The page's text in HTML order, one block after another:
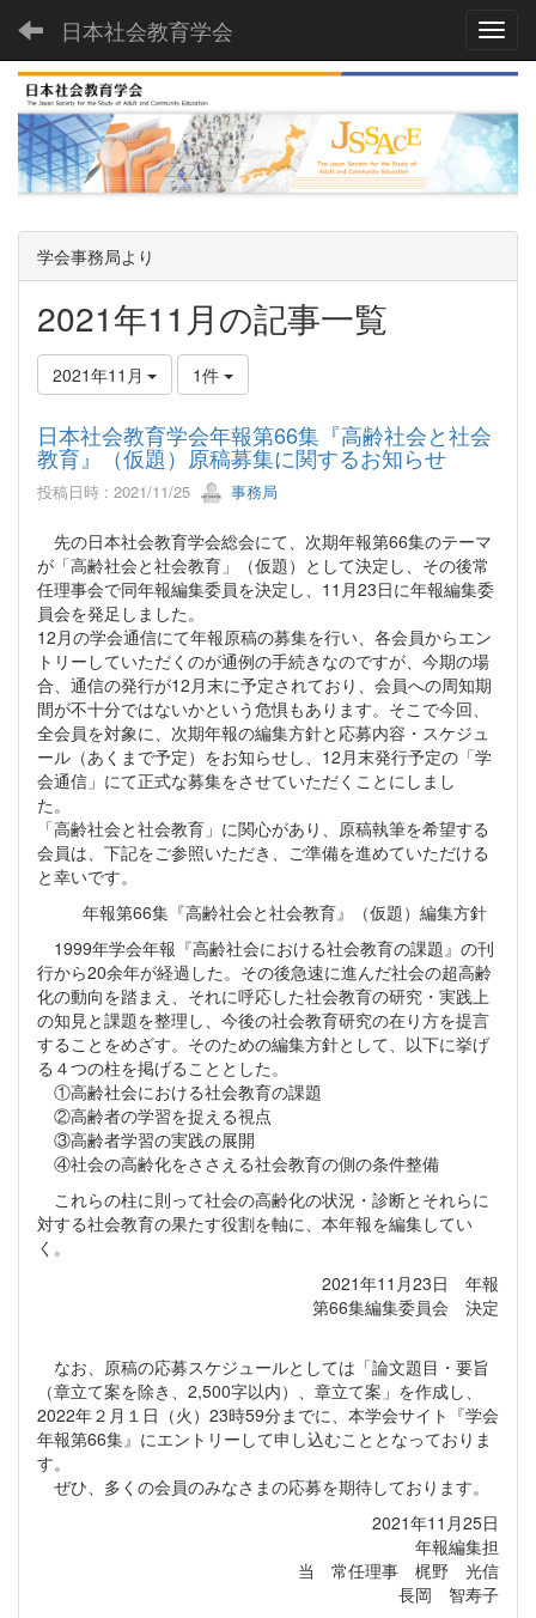
日本社会教育学会
学会事務局より
2021年11月の記事一覧
2021年11月 1件
日本社会教育学会年報第66集『高齢社会と社会
教育』（仮題）原稿募集に関するお知らせ
投稿日時 : 2021/11/25 事務局
先の日本社会教育学会総会にて、次期年報第66集のテーマ
が「高齢社会と社会教育」（仮題）として決定し、その後常
任理事会で同年報編集委員を決定し、11月23日に年報編集委
員会を発足しました。
12月の学会通信にて年報原稿の募集を行い、各会員からエン
トリーしていただくのが通例の手続きなのですが、今期の場
合、通信の発行が12月末に予定されており、会員への周知期
間が不十分ではないかという危惧もあります。そこで今回、
全会員を対象に、次期年報の編集方針と応募内容・スケジュ
ール（あくまで予定）をお知らせし、12月末発行予定の「学
会通信」にて正式な募集をさせていただくことにしまし
た。
「高齢社会と社会教育」に関心があり、原稿執筆を希望する
会員は、下記をご参照いただき、ご準備を進めていただける
と幸いです。
年報第66集『高齢社会と社会教育』（仮題）編集方針
1999年学会年報『高齢社会における社会教育の課題』の刊
行から20余年が経過した。その後急速に進んだ社会の超高齢
化の動向を踏まえ、それに呼応した社会教育の研究・実践上
の知見と課題を整理し、今後の社会教育研究の在り方を提言
することをめざす。そのための編集方針として、以下に挙げ
る４つの柱を掲げることとした。
①高齢社会における社会教育の課題
②高齢者の学習を捉える視点
③高齢者学習の実践の展開
④社会の高齢化をささえる社会教育の側の条件整備
これらの柱に則って社会の高齢化の状況・診断とそれらに
対する社会教育の果たす役割を軸に、本年報を編集してい
く。
2021年11月23日 年報
第66集編集委員会 決定
なお、原稿の応募スケジュールとしては「論文題目・要旨
（章立て案を除き、2,500字以内）、章立て案」を作成し、
2022年２月１日（火）23時59分までに、本学会サイト『学会
年報第66集』にエントリーして申し込むこととなっておりま
す。
ぜひ、多くの会員のみなさまの応募を期待しております。
2021年11月25日
年報編集担
当 常任理事 梶野 光信
長岡 智寿子